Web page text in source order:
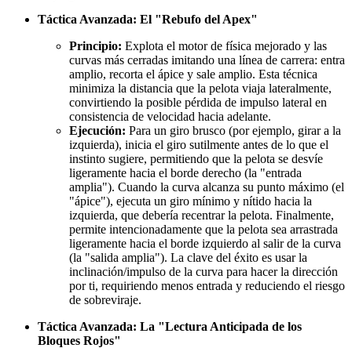
Táctica Avanzada: El "Rebufo del Apex"
Principio: Explota el motor de física mejorado y las
curvas más cerradas imitando una línea de carrera: entra
amplio, recorta el ápice y sale amplio. Esta técnica
minimiza la distancia que la pelota viaja lateralmente,
convirtiendo la posible pérdida de impulso lateral en
consistencia de velocidad hacia adelante.
Ejecución: Para un giro brusco (por ejemplo, girar a la
izquierda), inicia el giro sutilmente antes de lo que el
instinto sugiere, permitiendo que la pelota se desvíe
ligeramente hacia el borde derecho (la "entrada
amplia"). Cuando la curva alcanza su punto máximo (el
"ápice"), ejecuta un giro mínimo y nítido hacia la
izquierda, que debería recentrar la pelota. Finalmente,
permite intencionadamente que la pelota sea arrastrada
ligeramente hacia el borde izquierdo al salir de la curva
(la "salida amplia"). La clave del éxito es usar la
inclinación/impulso de la curva para hacer la dirección
por ti, requiriendo menos entrada y reduciendo el riesgo
de sobreviraje.
Táctica Avanzada: La "Lectura Anticipada de los
Bloques Rojos"